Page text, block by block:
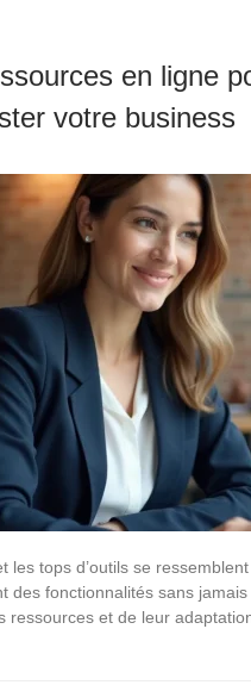
en ligne
votre business
les tops d’outils se
des fonctionnalités sans
ressources et de leur